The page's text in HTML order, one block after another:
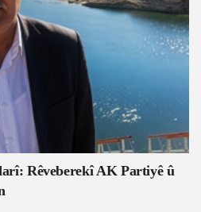
Rêveberekî AK Partiyê û